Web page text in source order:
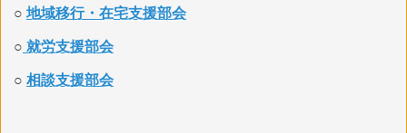
○ 地域移行・在宅支援部会
○ 就労支援部会
○ 相談支援部会